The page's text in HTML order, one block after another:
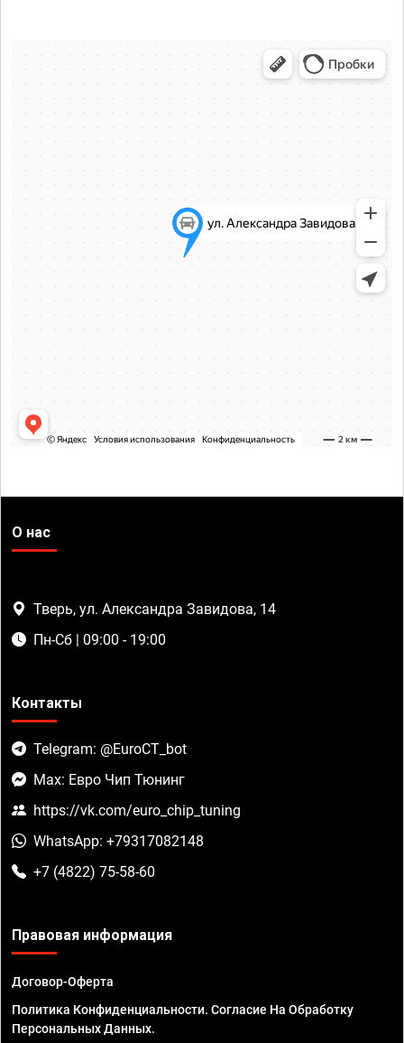
О нас
Тверь, ул. Александра Завидова, 14
Пн-Сб | 09:00 - 19:00
Контакты
Telegram: @EuroCT_bot
Max: Евро Чип Тюнинг
https://vk.com/euro_chip_tuning
WhatsApp: +79317082148
+7 (4822) 75-58-60
Правовая информация
Договор-Оферта
Политика Конфиденциальности. Согласие На Обработку
Персональных Данных.